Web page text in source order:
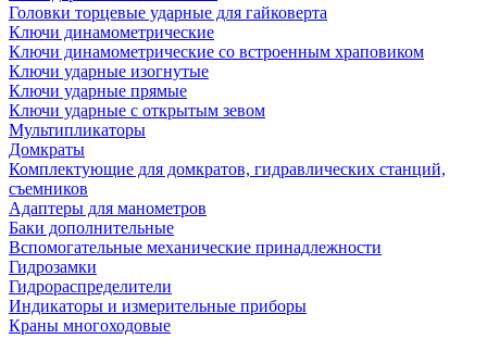
Головки торцевые ударные для гайковерта
Ключи динамометрические
Ключи динамометрические со встроенным храповиком
Ключи ударные изогнутые
Ключи ударные прямые
Ключи ударные с открытым зевом
Мультипликаторы
Домкраты
Комплектующие для домкратов, гидравлических станций,
съемников
Адаптеры для манометров
Баки дополнительные
Вспомогательные механические принадлежности
Гидрозамки
Гидрораспределители
Индикаторы и измерительные приборы
Краны многоходовые